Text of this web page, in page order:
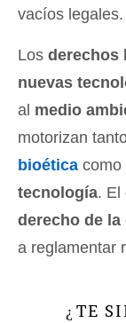
vacíos legales.
Los derechos
nuevas
al medio
motorizan
bioética como
tecnología. El
derecho de la
a reglamentar
¿ TE